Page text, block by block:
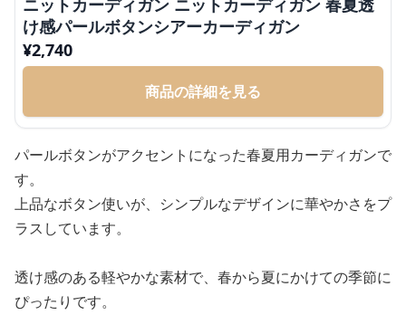
ニットカーディガン ニットカーディガン 春夏透
け感パールボタンシアーカーディガン
¥2,740
商品の詳細を見る
パールボタンがアクセントになった春夏用カーディガンで
す。
上品なボタン使いが、シンプルなデザインに華やかさをプ
ラスしています。
透け感のある軽やかな素材で、春から夏にかけての季節に
ぴったりです。